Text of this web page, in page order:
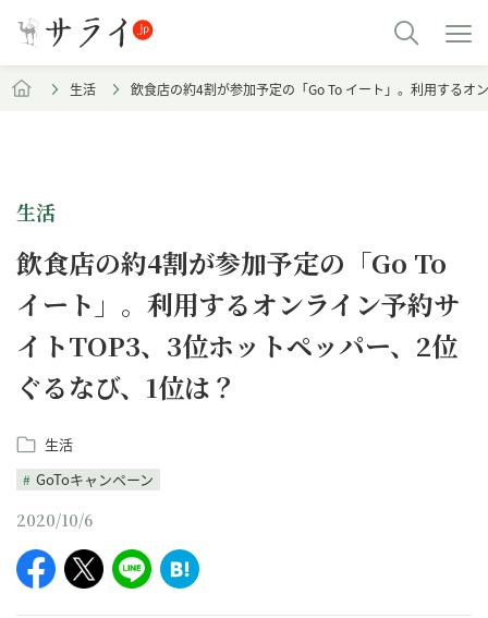
生活 飲食店の約4割が参加予定の「Go To イート」。利用する
生活
飲食店の約4割が参加予定の「Go To
イート」。利用するオンライン予約サ
イトTOP3、3位ホットペッパー、2位
ぐるなび、1位は？
生活
GoToキャンペーン
2020/10/6